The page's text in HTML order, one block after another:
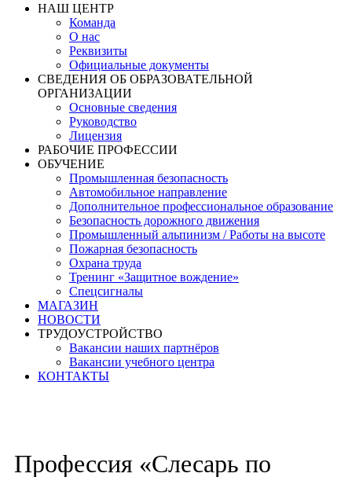
НАШ ЦЕНТР
Команда
О нас
Реквизиты
Официальные документы
СВЕДЕНИЯ ОБ ОБРАЗОВАТЕЛЬНОЙ
ОРГАНИЗАЦИИ
Основные сведения
Руководство
Лицензия
РАБОЧИЕ ПРОФЕССИИ
ОБУЧЕНИЕ
Промышленная безопасность
Автомобильное направление
Дополнительное профессиональное образование
Безопасность дорожного движения
Промышленный альпинизм / Работы на высоте
Пожарная безопасность
Охрана труда
Тренинг «Защитное вождение»
Спецсигналы
МАГАЗИН
НОВОСТИ
ТРУДОУСТРОЙСТВО
Вакансии наших партнёров
Вакансии учебного центра
КОНТАКТЫ
Профессия «Слесарь по